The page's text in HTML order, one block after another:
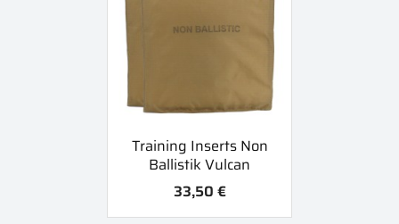
Training Inserts Non
Ballistik Vulcan
33,50 €